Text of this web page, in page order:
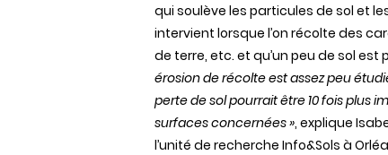
qui soulève les particules de sol et
intervient lorsque l’on récolte des
de terre, etc. et qu’un peu de sol
érosion de récolte est assez peu
perte de sol pourrait être 10 fois plus
surfaces concernées », explique
l’unité de recherche Info&Sols à